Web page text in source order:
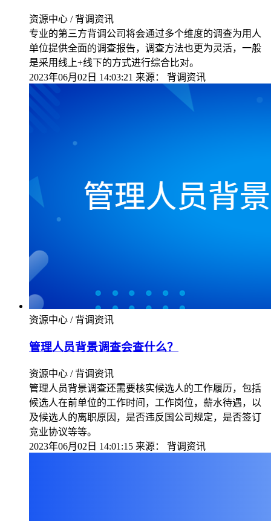
资源中心 / 背调资讯
专业的第三方背调公司将会通过多个维度的调查为用人
单位提供全面的调查报告，调查方法也更为灵活，一般
是采用线上+线下的方式进行综合比对。
2023年06月02日 14:03:21 来源： 背调资讯
资源中心 / 背调资讯
管理人员背景调查会查什么？
资源中心 / 背调资讯
管理人员背景调查还需要核实候选人的工作履历，包括
候选人在前单位的工作时间，工作岗位，薪水待遇，以
及候选人的离职原因，是否违反国公司规定，是否签订
竞业协议等等。
2023年06月02日 14:01:15 来源： 背调资讯